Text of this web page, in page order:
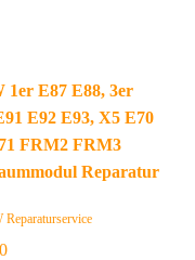
1er E87 E88, 3er
E92 E93, X5 E70
FRM2 FRM3
Reparatur